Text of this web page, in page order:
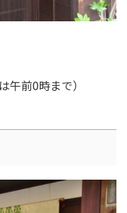
午前0時まで）